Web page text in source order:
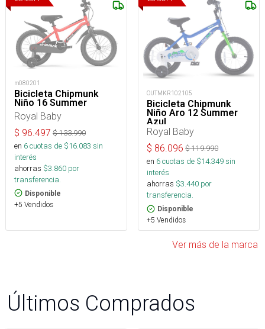
m080201
Bicicleta Chipmunk
Niño 16 Summer
Royal Baby
$ 96.497 $133.990
en 6cuotas de $16.083 sin
interés
ahorras $3.860 por
transferencia.
Disponible
+5 Vendidos
OUTMKR102105
Bicicleta Chipmunk
Niño Aro 12 Summer
Azul
Royal Baby
$ 86.096 $119.990
en 6cuotas de $14.349sin
interés
ahorras $3.440 por
transferencia.
Disponible
+5 Vendidos
Ver más de la marca
Últimos Comprados